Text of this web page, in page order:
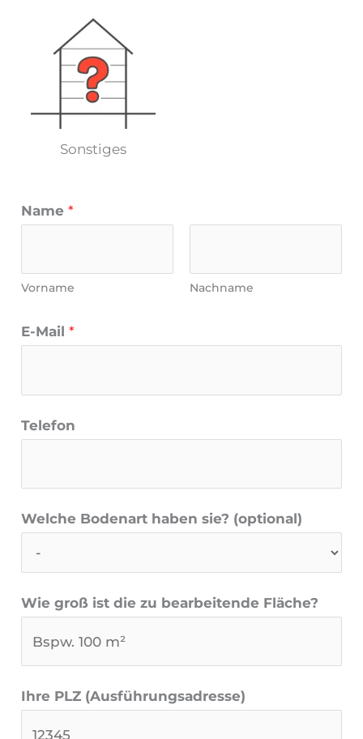
Sonstiges
Name *
Vorname Nachname
E-Mail *
Telefon
Welche Bodenart haben sie? (optional)
Wie groß ist die zu bearbeitende Fläche?
Ihre PLZ (Ausführungsadresse)